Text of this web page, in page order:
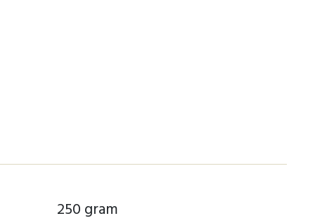
250 gram